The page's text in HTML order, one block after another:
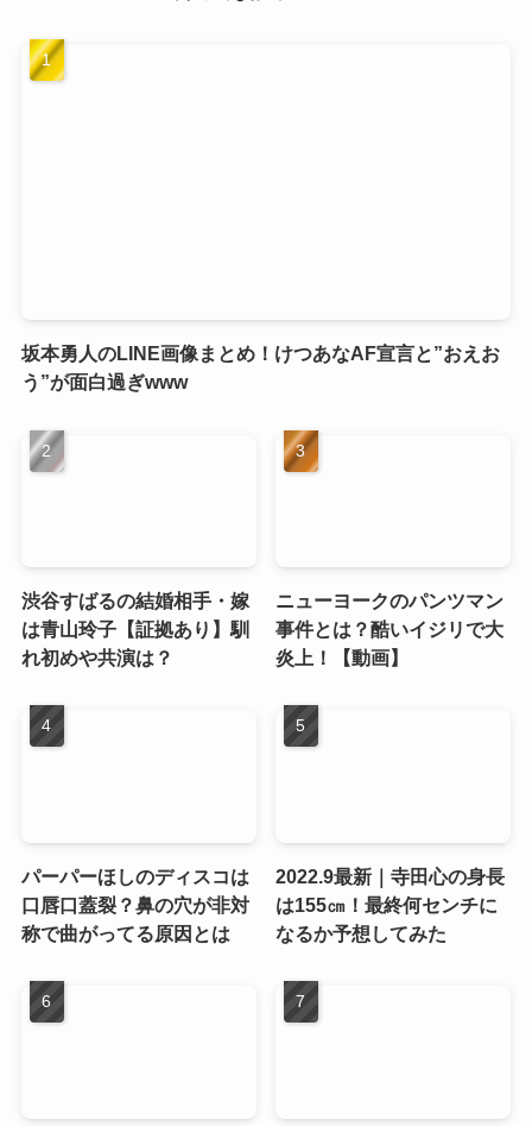
坂本勇人のLINE画像まとめ！けつあなAF宣言と”おえお
う”が面白過ぎwww
渋谷すばるの結婚相手・嫁
は青山玲子【証拠あり】馴
れ初めや共演は？
ニューヨークのパンツマン
事件とは？酷いイジリで大
炎上！【動画】
パーパーほしのディスコは
口唇口蓋裂？鼻の穴が非対
称で曲がってる原因とは
2022.9最新｜寺田心の身長
は155㎝！最終何センチに
なるか予想してみた